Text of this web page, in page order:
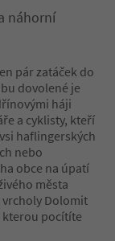
náhorní
pár zatáček do
dovolené je
háji
a cyklisty, kteří
haflingerských
nebo
obce na úpatí
města
vrcholy Dolomit
pocítíte